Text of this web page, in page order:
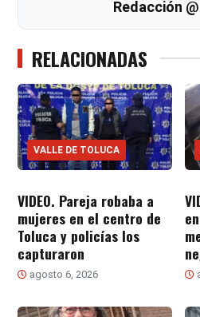
Redacción
RELACIONADAS
VALLE DE TOLUCA
VIDEO. Pareja robaba a
mujeres en el centro de
Toluca y policías los
capturaron
agosto 6, 2026